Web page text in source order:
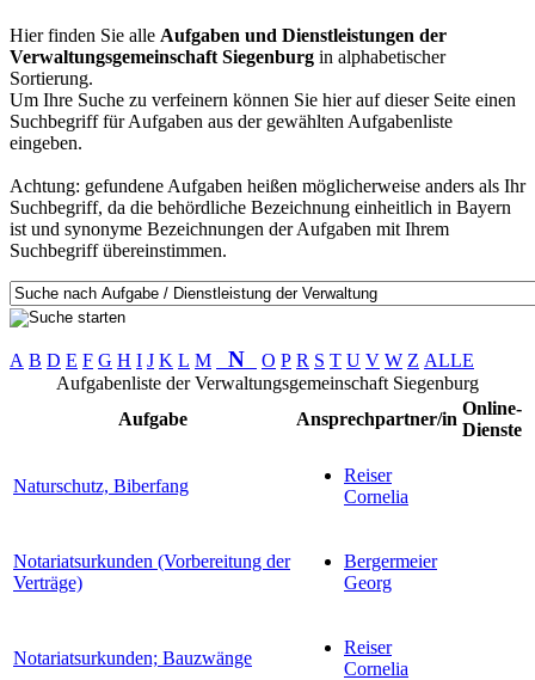
Hier finden Sie alle Aufgaben und Dienstleistungen der
Verwaltungsgemeinschaft Siegenburg in alphabetischer
Sortierung.
Um Ihre Suche zu verfeinern können Sie hier auf dieser Seite einen
Suchbegriff für Aufgaben aus der gewählten Aufgabenliste
eingeben.
Achtung: gefundene Aufgaben heißen möglicherweise anders als Ihr
Suchbegriff, da die behördliche Bezeichnung einheitlich in Bayern
ist und synonyme Bezeichnungen der Aufgaben mit Ihrem
Suchbegriff übereinstimmen.
A B D E F G H I J K L M N O P R S T U V W Z ALLE
Aufgabenliste der Verwaltungsgemeinschaft Siegenburg
Aufgabe
Ansprechpartner/in
Online-
Dienste
Naturschutz, Biberfang
Reiser
Cornelia
Notariatsurkunden (Vorbereitung der
Verträge)
Bergermeier
Georg
Notariatsurkunden; Bauzwänge
Reiser
Cornelia